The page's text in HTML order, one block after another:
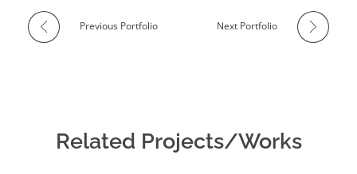
Previous Portfolio Next Portfolio
Related Projects/Works